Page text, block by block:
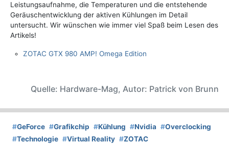
Leistungsaufnahme, die Temperaturen und die entstehende
Geräuschentwicklung der aktiven Kühlungen im Detail
untersucht. Wir wünschen wie immer viel Spaß beim Lesen des
Artikels!
ZOTAC GTX 980 AMP! Omega Edition
Quelle: Hardware-Mag, Autor: Patrick von Brunn
#GeForce #Grafikchip #Kühlung #Nvidia #Overclocking
#Technologie #Virtual Reality #ZOTAC